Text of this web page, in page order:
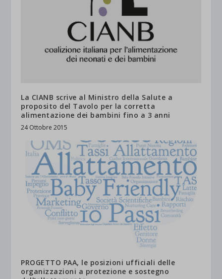
La CIANB scrive al Ministro della Salute a
proposito del Tavolo per la corretta
alimentazione dei bambini fino a 3 anni
24 Ottobre 2015
PROGETTO PAA, le posizioni ufficiali delle
organizzazioni a protezione e sostegno